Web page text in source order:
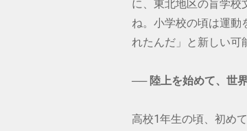
に、東北地区の盲学校
ね。小学校の頃は運動
れたんだ」と新しい可
── 陸上を始めて、世
高校1年生の頃、初め